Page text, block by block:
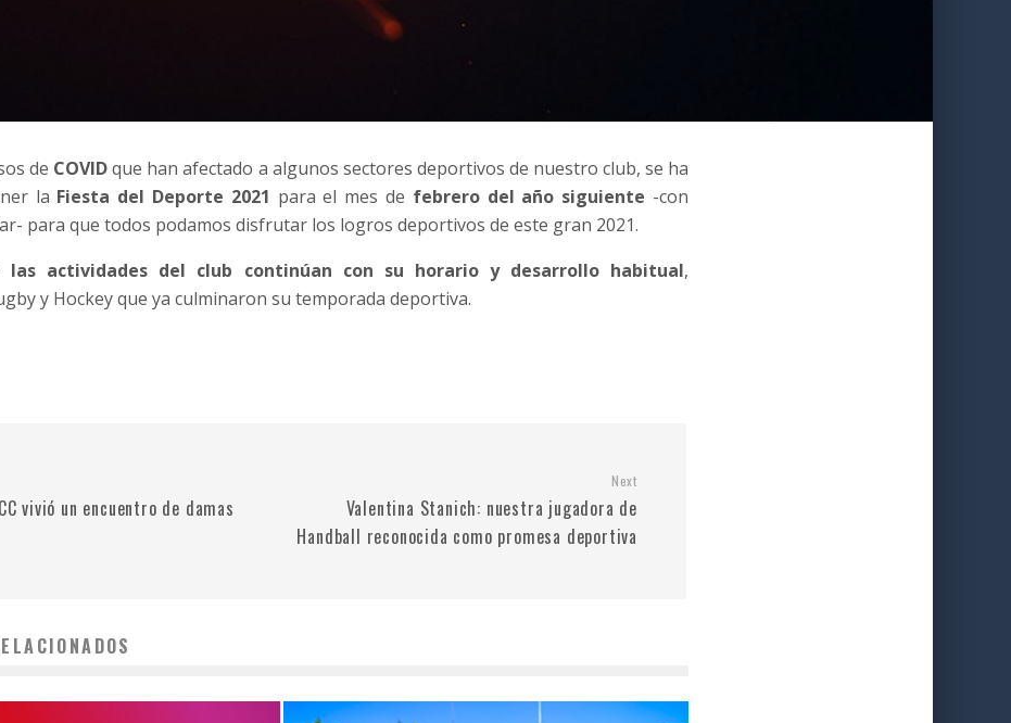
de COVIDque han afectado a algunos sectores deportivos de nuestro club, se ha
la Fiesta del Deporte 2021 para el mes de febrero del año siguiente -con
para que todos podamos disfrutar los logros deportivos de este gran 2021.
las actividades del club continúan con su horario y desarrollo habitual,
y Hockey que ya culminaron su temporada deportiva.
vivió un encuentro de damas
Next
Valentina Stanich: nuestra jugadora de
Handball reconocida como promesa deportiva